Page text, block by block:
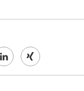
Share